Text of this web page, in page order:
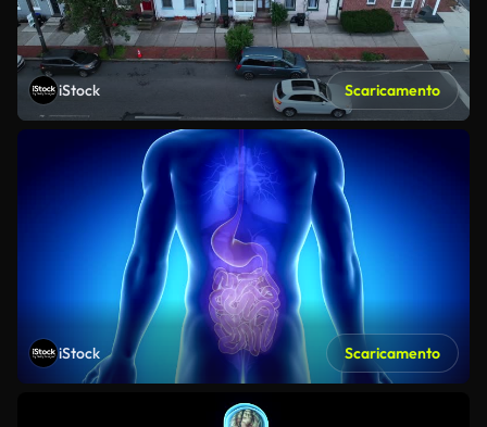
iStock Scaricamento
iStock Scaricamento